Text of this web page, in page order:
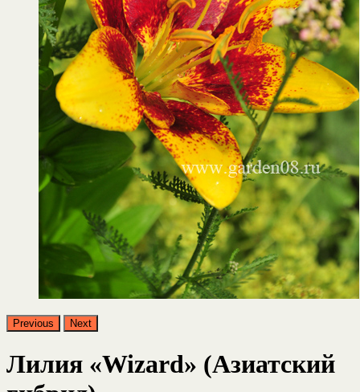
Previous Next
Лилия «Wizard» (Азиатский